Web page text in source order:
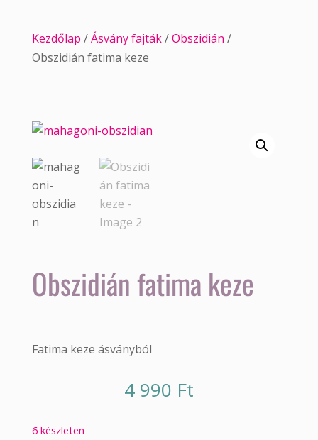
Kezdőlap /Ásvány fajták/Obszidián /
Obszidián fatima keze
Obszidián fatima keze
Fatima keze ásványból
4 990 Ft
6 készleten